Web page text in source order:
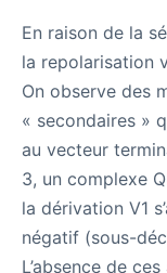
En raison de la
la repolarisation
On observe des
« secondaires »
au vecteur
3, un complexe
la dérivation V1
négatif (sous-
L’absence de